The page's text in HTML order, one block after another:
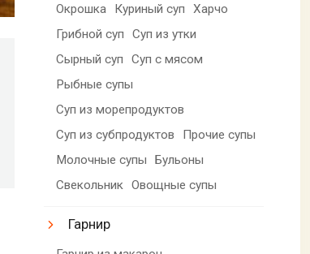
Окрошка
Куриный суп
Харчо
Грибной суп
Суп из утки
Сырный суп
Суп с мясом
Рыбные супы
Суп из морепродуктов
Суп из субпродуктов
Прочие супы
Молочные супы
Бульоны
Свекольник Овощные супы
Гарнир